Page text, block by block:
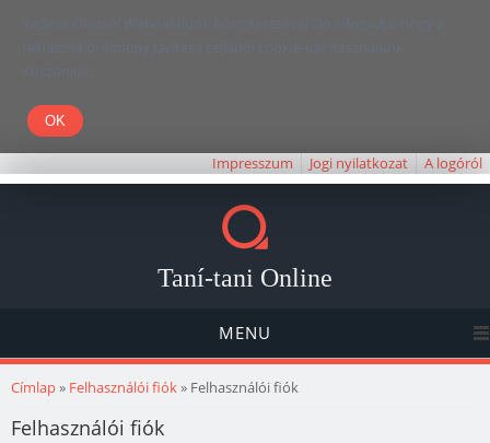
Kedves Olvasó! Weboldalunk böngészésével Ön elfogadja, hogy a
felhasználói élmény javítása céljából cookie-kat használunk.
Köszönjük!
Impresszum Jogi nyilatkozat A logóról
Taní-tani Online
MENU
Jelenlegi hely
Címlap» Felhasználói fiók» Felhasználói fiók
Felhasználói fiók